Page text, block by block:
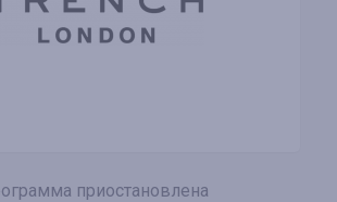
приостановлена